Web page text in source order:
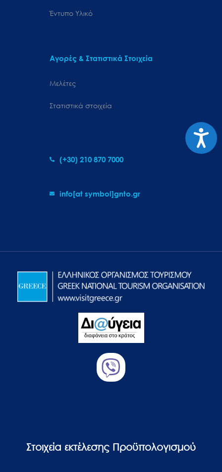
Έντυπο Υλικό
Αγορές & Στατιστικά Στοιχεία
Μελέτες
Στατιστικά στοιχεία
(+30) 210 870 7000
info[at symbol]gnto.gr
Στοιχεία εκτέλεσης Προϋπολογισμού